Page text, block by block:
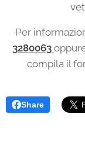
Per
3280063
compila il
Share